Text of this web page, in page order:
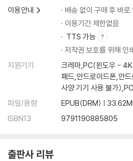
이용안내
배송 없이 구매 후 바로
이용기간 제한없음
TTS 가능
저작권 보호를 위해 인
지원기기
크레마,PC(윈도우 -
패드,안드로이드폰,안
사양 기기 사용 불가
파일/용량
EPUB(DRM) |
ISBN13
9791190885805
출판사 리뷰